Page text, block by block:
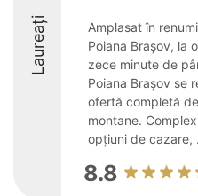
Laureați
Amplasat în
Poiana Brașov, la
zece minute de
Poiana Brașov se
ofertă completă
montane.
opțiuni de cazare,
8.8